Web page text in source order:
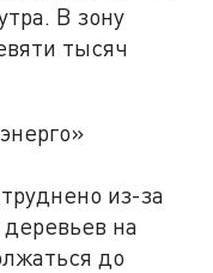
В зону
тысяч
из-за
на
до